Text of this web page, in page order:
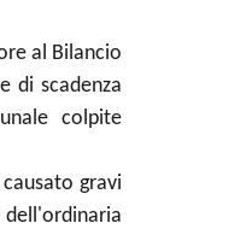
al Bilancio
di scadenza
colpite
gravi